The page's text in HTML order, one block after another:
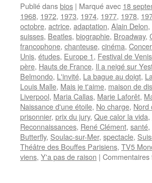
Publié dansbios | Marqué avec 18
1968, 1972, 1973, 1974, 1977, 1978,
octobre, actrice, adaptation, Alain Delon,
suisses, Beatles, biographie, Broadway,
francophone, chanteuse, cinéma,
Unis, études, Europe 1, Festival de
père, Hauts de France, Il a neigé sur
Belmondo, L'invité, La bague au doigt,
Louis Malle, Mais je t'aime, maison de
Liverpool, Maria Callas, Marie Laforêt,
Naissance d'une étoile, No charge, Nord
prisonnier, prix du jury, Que calor la vida,
Reconnaissances, René Clément, santé,
Butterfly, Soulac-sur-Mer, spectacle,
Théâtre des Bouffes Parisiens, TV5
viens, Y'a pas de raison | Commentaires